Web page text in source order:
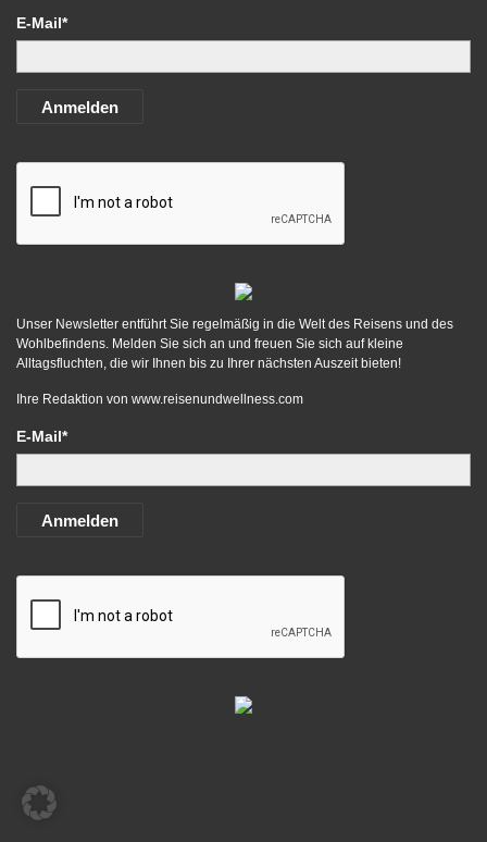
E-Mail*
Anmelden
Unser Newsletter entführt Sie regelmäßig in die Welt des Reisens und des
Wohlbefindens. Melden Sie sich an und freuen Sie sich auf kleine
Alltagsfluchten, die wir Ihnen bis zu Ihrer nächsten Auszeit bieten!
Ihre Redaktion von www.reisenundwellness.com
E-Mail*
Anmelden